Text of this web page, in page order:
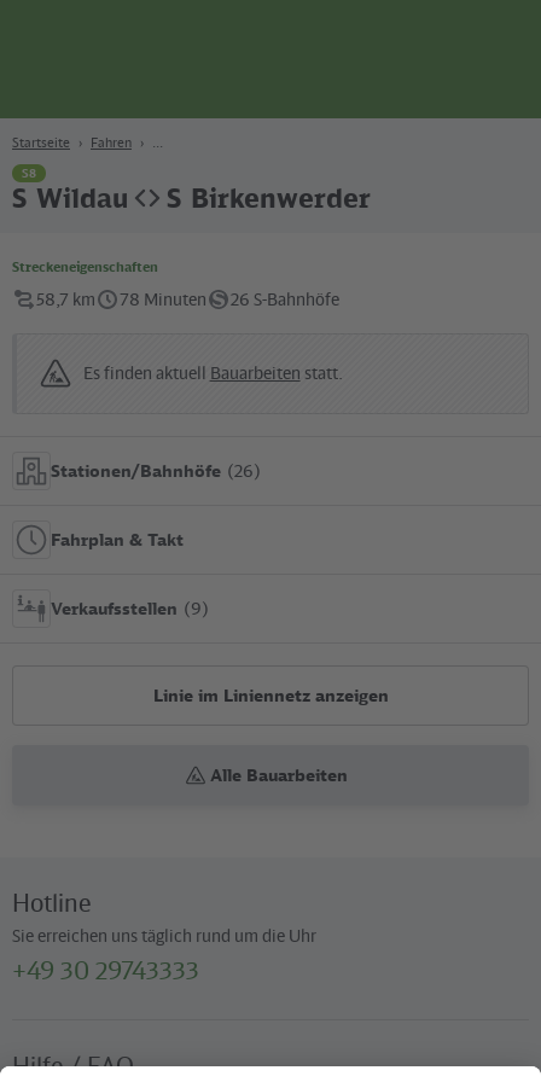
Startseite Fahren
S8
S Wildau S Birkenwerder
Streckeneigenschaften
58,7 km 78 Minuten 26 S-Bahnhöfe
Es finden aktuell Bauarbeiten statt.
Stationen/Bahnhöfe (26)
Fahrplan & Takt
Verkaufsstellen (9)
Linie im Liniennetz anzeigen
Alle Bauarbeiten
Hotline
Sie erreichen uns täglich rund um die Uhr
+49 30 29743333
Hilfe / FAQ